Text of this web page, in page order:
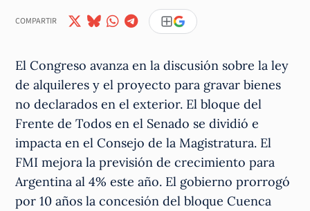
COMPARTIR
El Congreso avanza en la discusión sobre la ley
de alquileres y el proyecto para gravar bienes
no declarados en el exterior. El bloque del
Frente de Todos en el Senado se dividió e
impacta en el Consejo de la Magistratura. El
FMI mejora la previsión de crecimiento para
Argentina al 4% este año. El gobierno prorrogó
por 10 años la concesión del bloque Cuenca